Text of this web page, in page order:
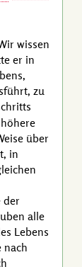
wissen
er in
zu
über
in
der
alle
Lebens
nach